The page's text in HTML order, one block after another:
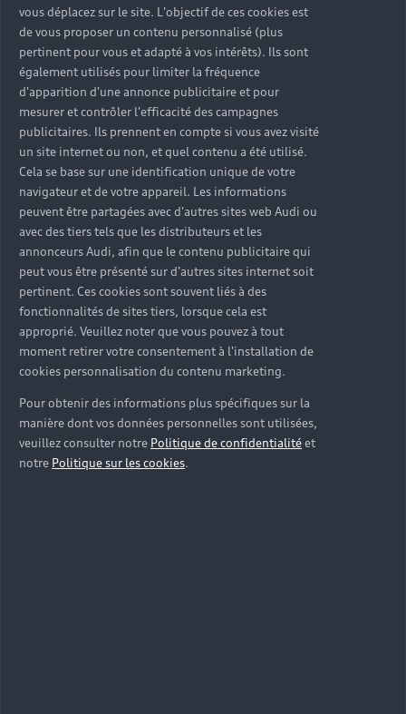
vous déplacez sur le site. L'objectif de ces cookies est
de vous proposer un contenu personnalisé (plus
pertinent pour vous et adapté à vos intérêts). Ils sont
également utilisés pour limiter la fréquence
d'apparition d'une annonce publicitaire et pour
mesurer et contrôler l'efficacité des campagnes
publicitaires. Ils prennent en compte si vous avez visité
un site internet ou non, et quel contenu a été utilisé.
Cela se base sur une identification unique de votre
navigateur et de votre appareil. Les informations
peuvent être partagées avec d'autres sites web Audi ou
avec des tiers tels que les distributeurs et les
annonceurs Audi, afin que le contenu publicitaire qui
peut vous être présenté sur d'autres sites internet soit
pertinent. Ces cookies sont souvent liés à des
fonctionnalités de sites tiers, lorsque cela est
approprié. Veuillez noter que vous pouvez à tout
moment retirer votre consentement à l'installation de
cookies personnalisation du contenu marketing.
Pour obtenir des informations plus spécifiques sur la
manière dont vos données personnelles sont utilisées,
veuillez consulter notre Politique de confidentialitéet
notre Politique sur les cookies.